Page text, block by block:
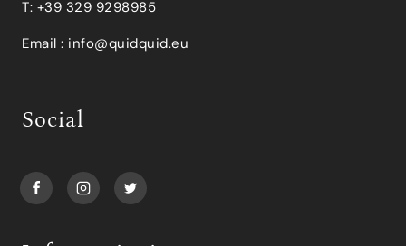
T: +39 329 9298985
Email : info@quidquid.eu
Social